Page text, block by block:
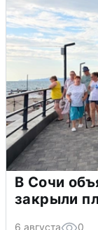
В Сочи
закрыли
6 августа 0